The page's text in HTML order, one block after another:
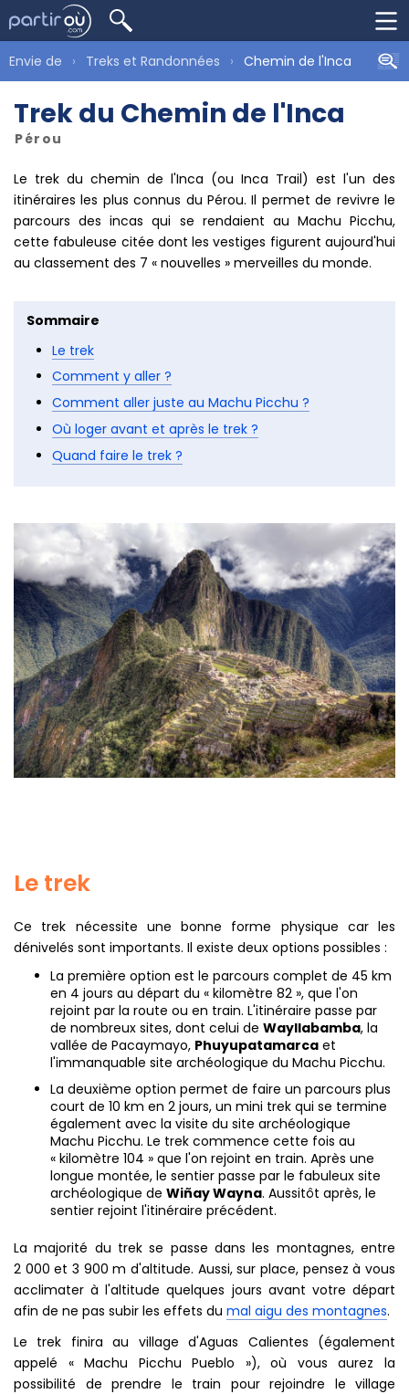
Envie de Treks et Randonnées Chemin de l'Inca
Trek du Chemin de l'Inca
Pérou
Le trek du chemin de l'Inca (ou Inca Trail) est l'un des
itinéraires les plus connus du Pérou. Il permet de revivre le
parcours des incas qui se rendaient au Machu Picchu,
cette fabuleuse citée dont les vestiges figurent aujourd'hui
au classement des 7 « nouvelles » merveilles du monde.
Sommaire
Le trek
Comment y aller ?
Comment aller juste au Machu Picchu ?
Où loger avant et après le trek ?
Quand faire le trek ?
Le trek
Ce trek nécessite une bonne forme physique car les
dénivelés sont importants. Il existe deux options possibles :
La première option est le parcours complet de 45 km
en 4 jours au départ du « kilomètre 82 », que l'on
rejoint par la route ou en train. L'itinéraire passe par
de nombreux sites, dont celui de Wayllabamba, la
vallée de Pacaymayo, Phuyupatamarca et
l'immanquable site archéologique du Machu Picchu.
La deuxième option permet de faire un parcours plus
court de 10 km en 2 jours, un mini trek qui se termine
également avec la visite du site archéologique
Machu Picchu. Le trek commence cette fois au
« kilomètre 104 » que l'on rejoint en train. Après une
longue montée, le sentier passe par le fabuleux site
archéologique de Wiñay Wayna. Aussitôt après, le
sentier rejoint l'itinéraire précédent.
La majorité du trek se passe dans les montagnes, entre
2 000 et 3 900 m d'altitude. Aussi, sur place, pensez à vous
acclimater à l'altitude quelques jours avant votre départ
afin de ne pas subir les effets du mal aigu des montagnes.
Le trek finira au village d'Aguas Calientes (également
appelé « Machu Picchu Pueblo »), où vous aurez la
possibilité de prendre le train pour rejoindre le village